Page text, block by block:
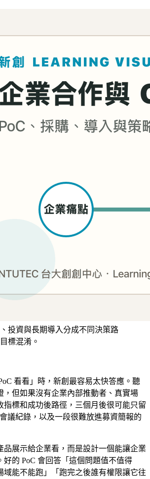
投資與長期導入分成不同決策路
標混淆。
看看」時，新創最容易太快答應。聽
，但如果沒有企業內部推動者、真實場
指標和成功後路徑，三個月後很可能只留
議紀錄，以及一段很難放進募資簡報的
品展示給企業看，而是設計一個能讓企業
好的 PoC 會回答「這個問題值不值得
域能不能跑」「跑完之後誰有權限讓它往